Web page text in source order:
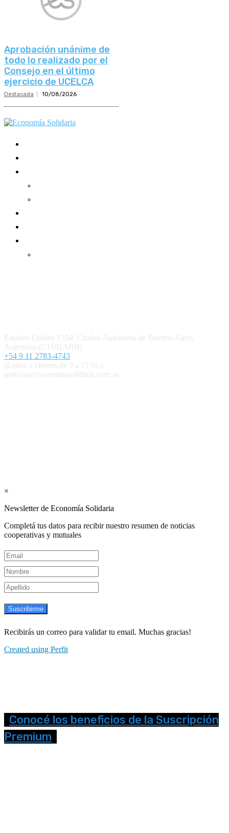
Aprobación unánime de
todo lo realizado por el
Consejo en el último
ejercicio de UCELCA
Destacada 10/08/2026
Estados Unidos 1354, Ciudad Autónoma de Buenos Aires,
Argentina (C1101ABB)
+54 9 11 2783-4743
(Lunes a viernes de 9 a 17 hs.)
noticias@economiasolidaria.com.ar
×
Newsletter de Economía Solidaria
Completá tus datos para recibir nuestro resumen de noticias
cooperativas y mutuales
Suscribirme
Recibirás un correo para validar tu email. Muchas gracias!
Created using Perfit
Conocé los beneficios de la Suscripción
Premium